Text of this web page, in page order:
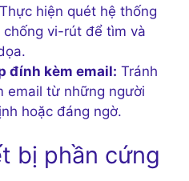
Thực hiện quét hệ thống
chống vi-rút để tìm và
đính kèm email: Tránh
email từ những người
hoặc đáng ngờ.
bị phần cứng